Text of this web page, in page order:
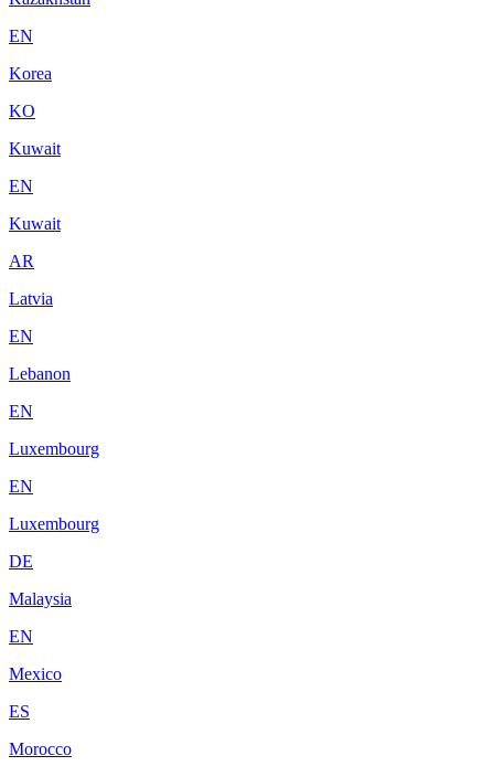
EN
Korea
KO
Kuwait
EN
Kuwait
AR
Latvia
EN
Lebanon
EN
Luxembourg
EN
Luxembourg
DE
Malaysia
EN
Mexico
ES
Morocco